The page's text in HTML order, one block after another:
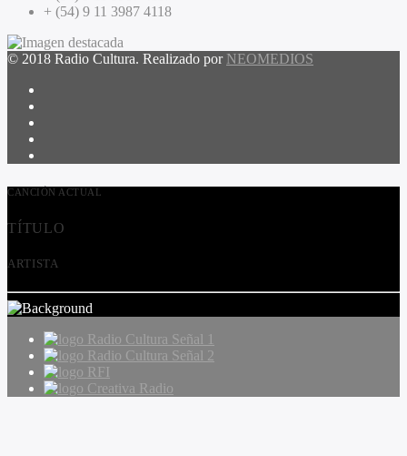
+ (54) 9 11 3987 4118
© 2018 Radio Cultura. Realizado por NEOMEDIOS
CANCIÓN ACTUAL
TÍTULO
ARTISTA
Radio Cultura Señal 1
Radio Cultura Señal 2
RFI
Creativa Radio